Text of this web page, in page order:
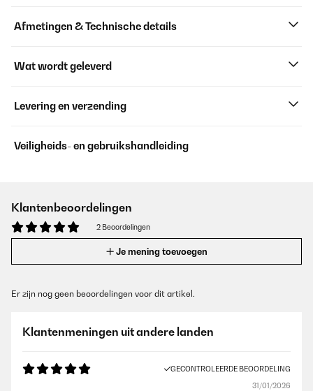
Afmetingen & Technische details
Wat wordt geleverd
Levering en verzending
Veiligheids- en gebruikshandleiding
Klantenbeoordelingen
2 Beoordelingen
Je mening toevoegen
Er zijn nog geen beoordelingen voor dit artikel.
Klantenmeningen uit andere landen
GECONTROLEERDE BEOORDELING
31/01/2026